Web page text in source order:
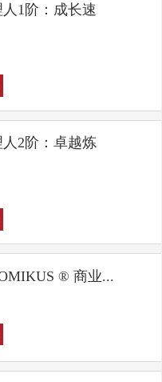
人1阶：成长速
人2阶：卓越炼
® 商业...